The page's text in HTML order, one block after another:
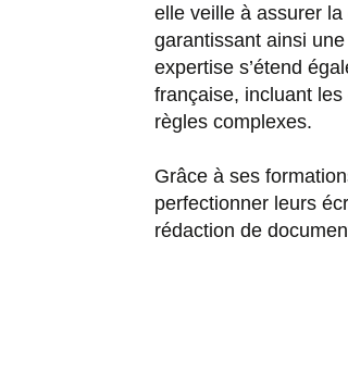
elle veille à assurer
garantissant ainsi
expertise s’étend
française, incluant
règles complexes.
Grâce à ses
perfectionner leurs
rédaction de